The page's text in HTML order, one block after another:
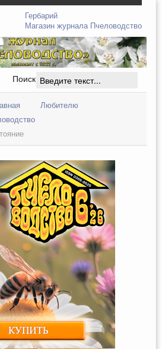
Гербарий
Магазин журнала Пчеловодство
Поиск
Любителю